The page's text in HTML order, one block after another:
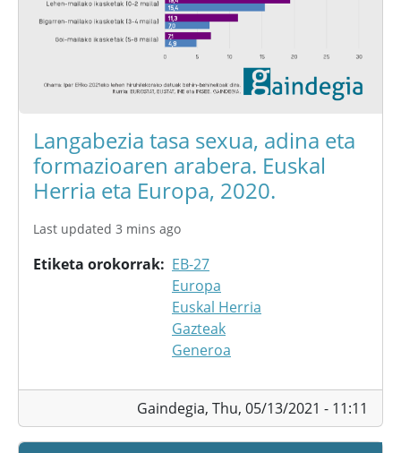
Langabezia tasa sexua, adina eta
formazioaren arabera. Euskal
Herria eta Europa, 2020.
Last updated 3 mins ago
Etiketa orokorrak
EB-27
Europa
Euskal Herria
Gazteak
Generoa
Gaindegia, Thu, 05/13/2021 - 11:11